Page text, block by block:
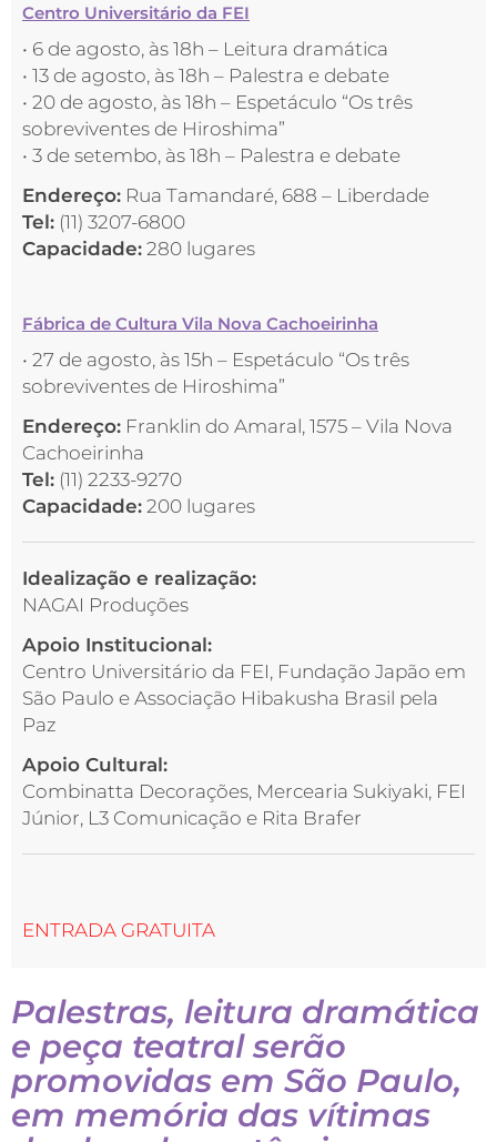
Centro Universitário da FEI
• 6 de agosto, às 18h – Leitura dramática
• 13 de agosto, às 18h – Palestra e debate
• 20 de agosto, às 18h – Espetáculo “Os três
sobreviventes de Hiroshima”
• 3 de setembo, às 18h – Palestra e debate
Endereço: Rua Tamandaré, 688 – Liberdade
Tel: (11) 3207-6800
Capacidade: 280 lugares
Fábrica de Cultura Vila Nova Cachoeirinha
• 27 de agosto, às 15h – Espetáculo “Os três
sobreviventes de Hiroshima”
Endereço: Franklin do Amaral, 1575 – Vila Nova
Cachoeirinha
Tel: (11) 2233-9270
Capacidade: 200 lugares
Idealização e realização:
NAGAI Produções
Apoio Institucional:
Centro Universitário da FEI, Fundação Japão em
São Paulo e Associação Hibakusha Brasil pela
Paz
Apoio Cultural:
Combinatta Decorações, Mercearia Sukiyaki, FEI
Júnior, L3 Comunicação e Rita Brafer
ENTRADA GRATUITA
Palestras, leitura dramática
e peça teatral serão
promovidas em São Paulo,
em memória das vítimas